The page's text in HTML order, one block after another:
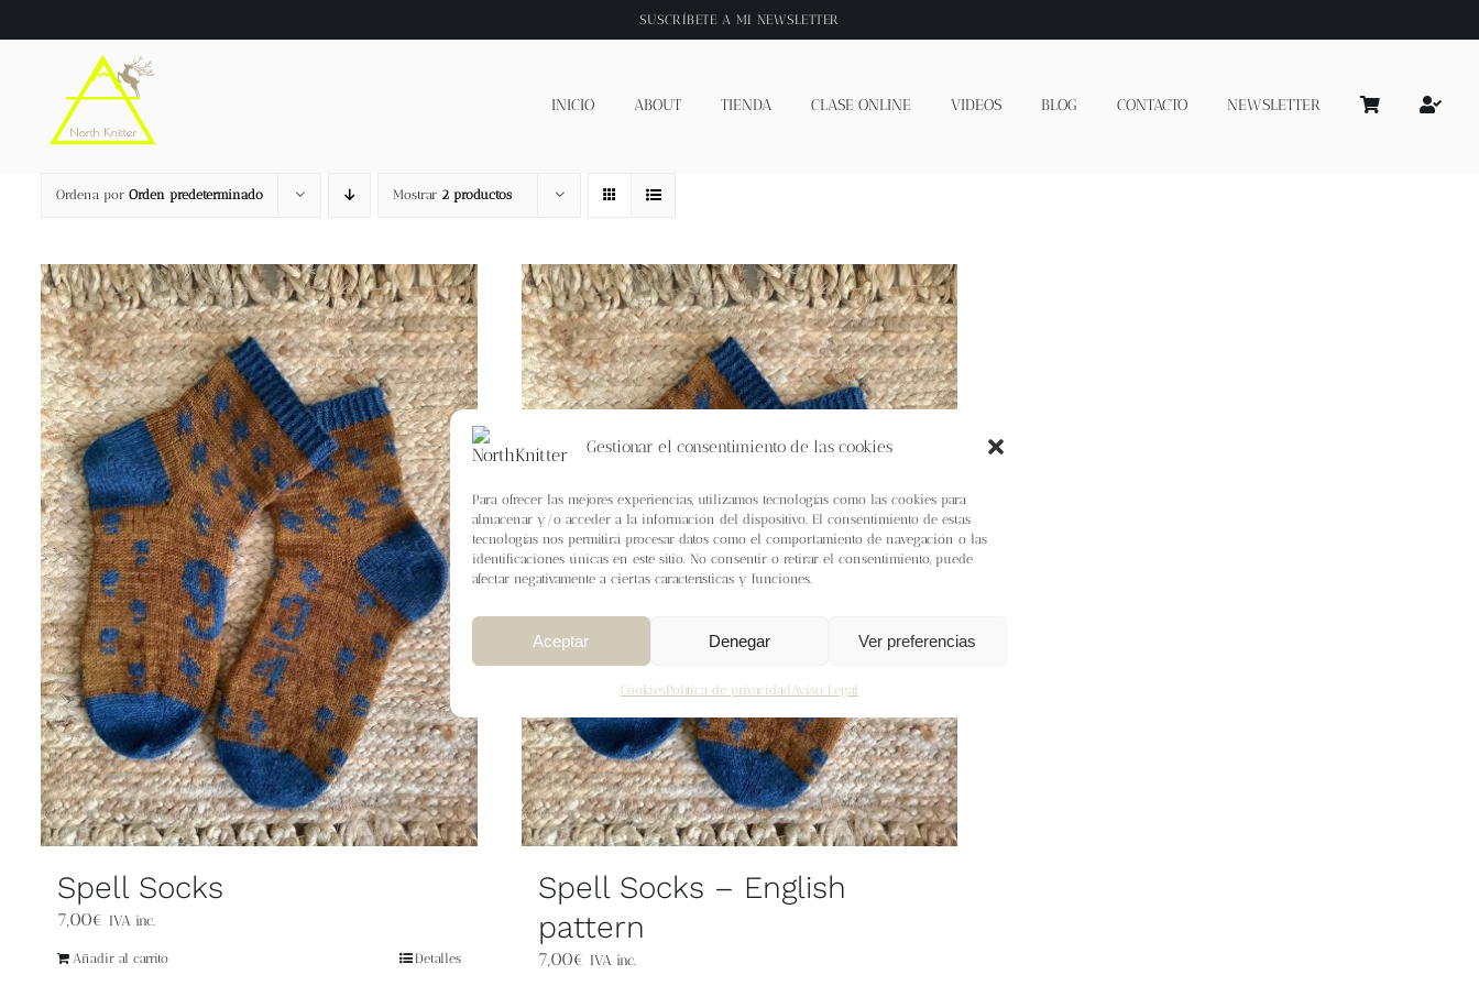
Gestionar el consentimiento de las cookies
Para ofrecer las mejores experiencias, utilizamos tecnologías como las cookies para
almacenar y/o acceder a la información del dispositivo. El consentimiento de estas
tecnologías nos permitirá procesar datos como el comportamiento de navegación o las
identificaciones únicas en este sitio. No consentir o retirar el consentimiento, puede
afectar negativamente a ciertas características y funciones.
Aceptar Denegar Ver preferencias
CookiesPolítica de privacidad Aviso Legal
al
SUSCRÍBETE A MI NEWSLETTER
INICIO ABOUT TIENDA CLASE ONLINE VIDEOS BLOG CONTACTO NEWSLETTER
Ordena por Orden predeterminado Mostrar 2 productos
Spell Socks
7,00€ IVA inc.
Añadir al carrito Detalles
Spell Socks – English
pattern
7,00€ IVA inc.